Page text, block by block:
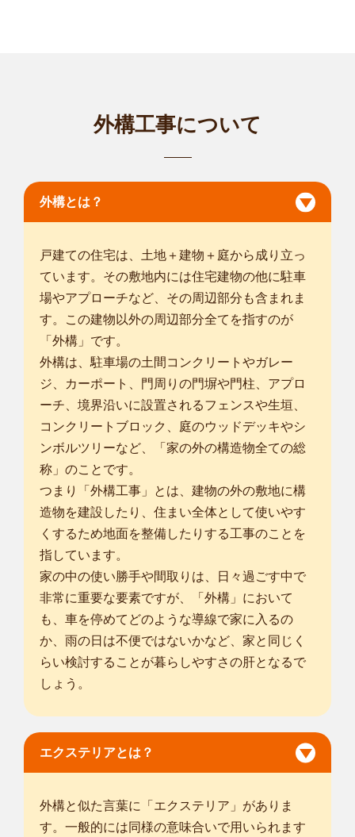
smileガーデン、進地と申します。 今まで20年間近く、造園・
/河北郡内灘町/かほく市/
外構工事について
外構とは？
戸建ての住宅は、土地＋建物＋庭から成り立っ
ています。その敷地内には住宅建物の他に駐車
場やアプローチなど、その周辺部分も含まれま
す。この建物以外の周辺部分全てを指すのが
「外構」です。
外構は、駐車場の土間コンクリートやガレー
ジ、カーポート、門周りの門塀や門柱、アプロ
ーチ、境界沿いに設置されるフェンスや生垣、
コンクリートブロック、庭のウッドデッキやシ
ンボルツリーなど、「家の外の構造物全ての総
称」のことです。
つまり「外構工事」とは、建物の外の敷地に構
造物を建設したり、住まい全体として使いやす
くするため地面を整備したりする工事のことを
指しています。
家の中の使い勝手や間取りは、日々過ごす中で
非常に重要な要素ですが、「外構」において
も、車を停めてどのような導線で家に入るの
か、雨の日は不便ではないかなど、家と同じく
らい検討することが暮らしやすさの肝となるで
しょう。
エクステリアとは？
外構と似た言葉に「エクステリア」がありま
す。一般的には同様の意味合いで用いられます